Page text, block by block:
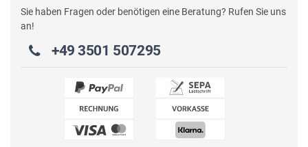
Sie haben Fragen oder benötigen eine Beratung? Rufen Sie uns
an!
+49 3501 507295